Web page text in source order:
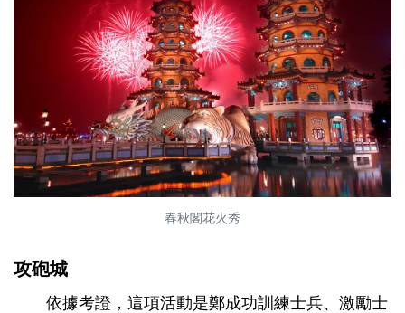
春秋閣花火秀
攻砲城
依據考證，這項活動是鄭成功訓練士兵、激勵士